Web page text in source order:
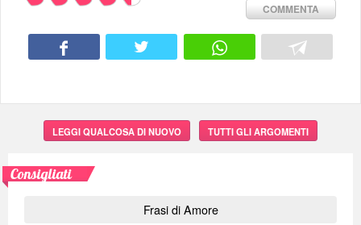
COMMENTA
LEGGI QUALCOSA DI NUOVO TUTTI GLI ARGOMENTI
Consigliati
Frasi di Amore